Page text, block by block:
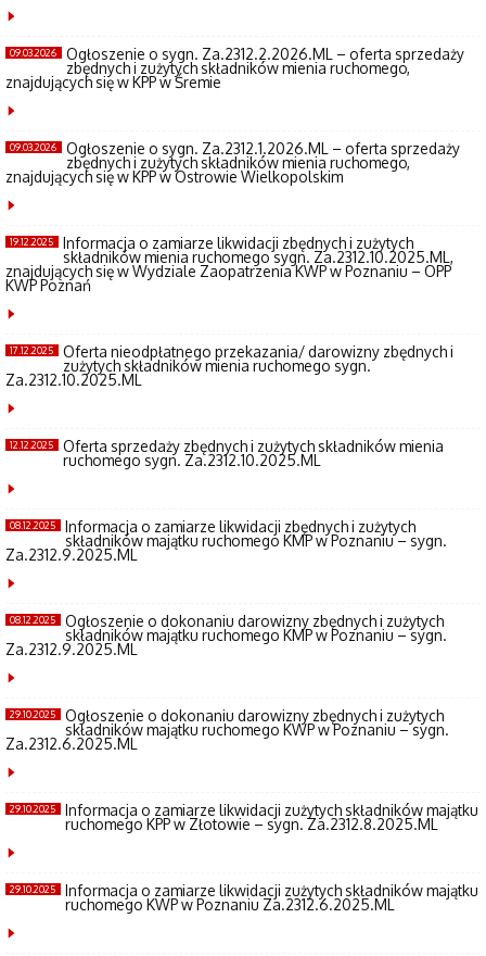
09.03.2026 Ogłoszenie o sygn. Za.2312.2.2026.ML – oferta sprzedaży
zbędnych i zużytych składników mienia ruchomego,
znajdujących się w KPP w Śremie
09.03.2026 Ogłoszenie o sygn. Za.2312.1.2026.ML – oferta sprzedaży
zbędnych i zużytych składników mienia ruchomego,
znajdujących się w KPP w Ostrowie Wielkopolskim
19.12.2025 Informacja o zamiarze likwidacji zbędnych i zużytych
składników mienia ruchomego sygn. Za.2312.10.2025.ML,
znajdujących się w Wydziale Zaopatrzenia KWP w Poznaniu – OPP
KWP Poznań
17.12.2025 Oferta nieodpłatnego przekazania/ darowizny zbędnych i
zużytych składników mienia ruchomego sygn.
Za.2312.10.2025.ML
12.12.2025 Oferta sprzedaży zbędnych i zużytych składników mienia
ruchomego sygn. Za.2312.10.2025.ML
08.12.2025 Informacja o zamiarze likwidacji zbędnych i zużytych
składników majątku ruchomego KMP w Poznaniu – sygn.
Za.2312.9.2025.ML
08.12.2025 Ogłoszenie o dokonaniu darowizny zbędnych i zużytych
składników majątku ruchomego KMP w Poznaniu – sygn.
Za.2312.9.2025.ML
29.10.2025 Ogłoszenie o dokonaniu darowizny zbędnych i zużytych
składników majątku ruchomego KWP w Poznaniu – sygn.
Za.2312.6.2025.ML
29.10.2025 Informacja o zamiarze likwidacji zużytych składników majątku
ruchomego KPP w Złotowie – sygn. Za.2312.8.2025.ML
29.10.2025 Informacja o zamiarze likwidacji zużytych składników majątku
ruchomego KWP w Poznaniu Za.2312.6.2025.ML